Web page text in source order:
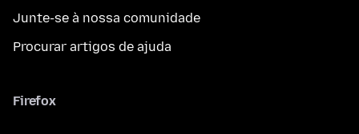
Junte-se à nossa comunidade
Procurar artigos de ajuda
Firefox